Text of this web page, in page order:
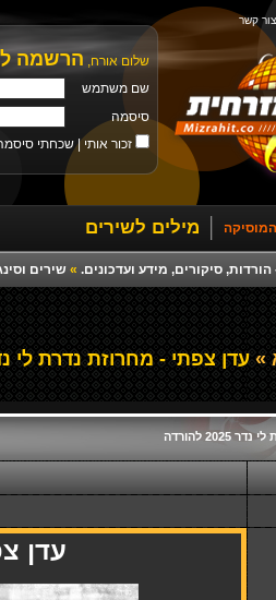
צור קשר
שלום אורח, הרשמה
שם משתמש
סיסמה
זכור אותי |שכחתי
מילים לשירים
סיקורים, מידע ועדכונים. » שירים
» עדן צפתי - מחרוזת נדרת לי נדר 2025
להורדה
עדן